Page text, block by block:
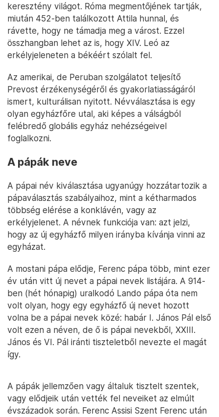
keresztény világot. Róma megmentőjének tartják,
miután 452-ben találkozott Attila hunnal, és
rávette, hogy ne támadja meg a várost. Ezzel
összhangban lehet az is, hogy XIV. Leó az
erkélyjeleneten a békéért szólalt fel.
Az amerikai, de Peruban szolgálatot teljesítő
Prevost érzékenységéről és gyakorlatiasságáról
ismert, kulturálisan nyitott. Névválasztása is egy
olyan egyházfőre utal, aki képes a válságból
felébredő globális egyház nehézségeivel
foglalkozni.
A pápák neve
A pápai név kiválasztása ugyanúgy hozzátartozik a
pápaválasztás szabályaihoz, mint a kétharmados
többség elérése a konklávén, vagy az
erkélyjelenet. A névnek funkciója van: azt jelzi,
hogy az új egyházfő milyen irányba kívánja vinni az
egyházat.
A mostani pápa elődje, Ferenc pápa több, mint ezer
év után vitt új nevet a pápai nevek listájára. A 914-
ben (hét hónapig) uralkodó Lando pápa óta nem
volt olyan, hogy egy egyházfő új nevet hozott
volna be a pápai nevek közé: habár I. János Pál első
volt ezen a néven, de ő is pápai nevekből, XXIII.
János és VI. Pál iránti tiszteletből nevezte el magát
így.
A pápák jellemzően vagy általuk tisztelt szentek,
vagy elődjeik után vették fel neveiket az elmúlt
évszázadok során. Ferenc Assisi Szent Ferenc után